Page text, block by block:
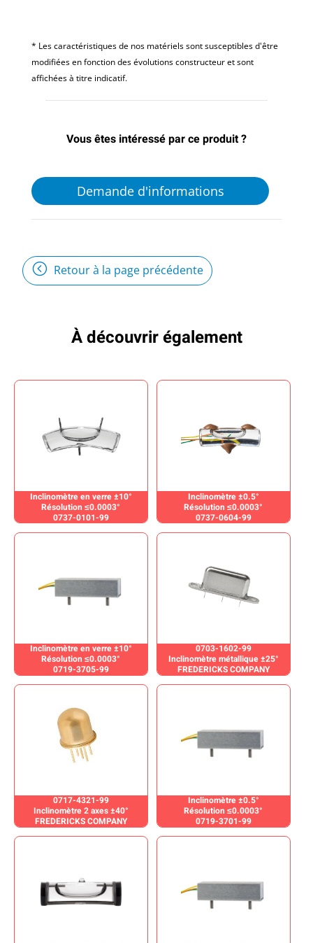
* Les caractéristiques de nos matériels sont susceptibles d'être
modifiées en fonction des évolutions constructeur et sont
affichées à titre indicatif.
Vous êtes intéressé par ce produit ?
Demande d'informations
Retour à la page précédente
À découvrir également
Inclinomètre en verre ±10°
Résolution ≤0.0003°
0737-0101-99
Inclinomètre ±0.5°
Résolution ≤0.0003°
0737-0604-99
Inclinomètre en verre ±10°
Résolution ≤0.0003°
0719-3705-99
0703-1602-99
Inclinomètre métallique ±25°
FREDERICKS COMPANY
0717-4321-99
Inclinomètre 2 axes ±40°
FREDERICKS COMPANY
Inclinomètre ±0.5°
Résolution ≤0.0003°
0719-3701-99